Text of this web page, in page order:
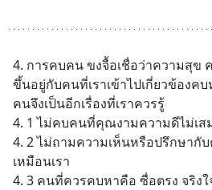
4. การคบคน ขงจื้อเชื่อว่าความสุข
ขึ้นอยู่กับคนที่เราเข้าไปเกี่ยวข้องค
คนจึงเป็นอีกเรื่องที่เราควรรู้
4. 1 ไม่คบคนที่คุณงามความดีไม่เส
4. 2 ไม่ถามความเห็นหรือปรึกษากั
เหมือนเรา
4. 3 คนที่ควรคบหาคือ ซื่อตรง จริง